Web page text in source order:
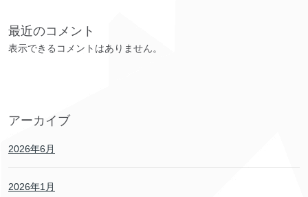
最近のコメント
表示できるコメントはありません。
アーカイブ
2026年6月
2026年1月